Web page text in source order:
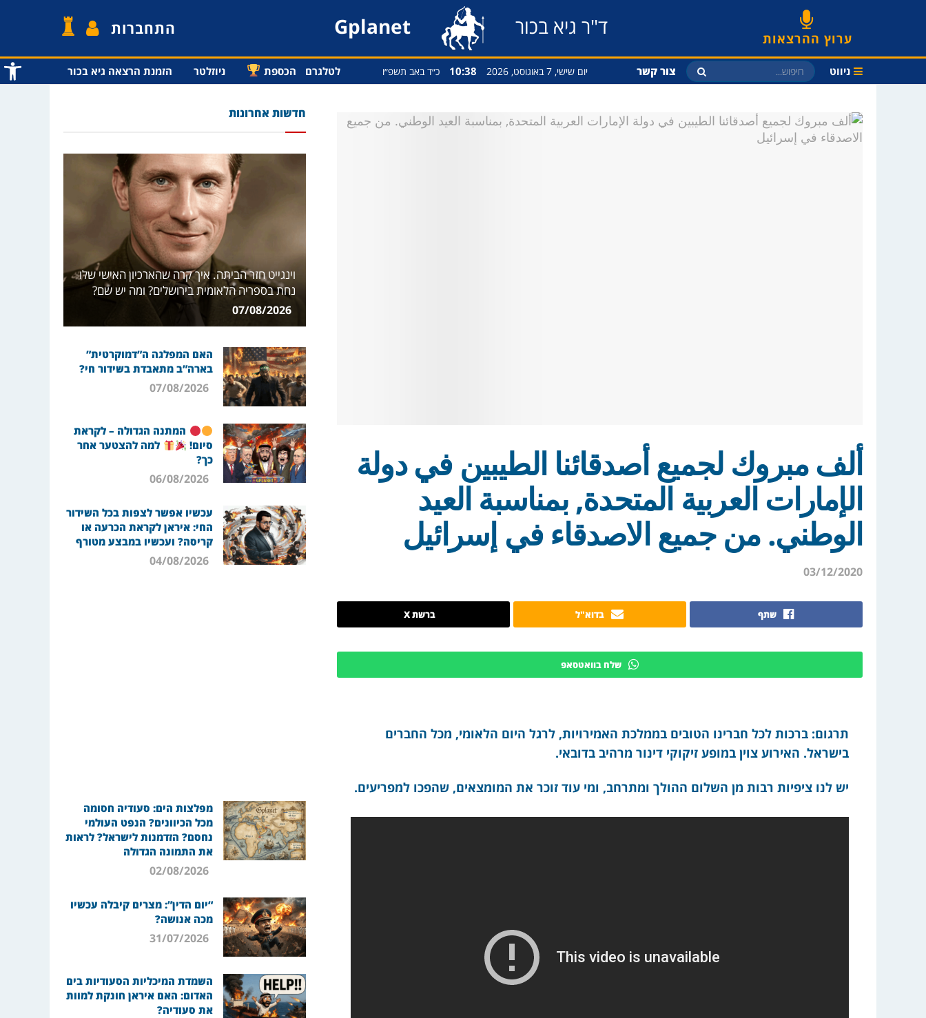
פתח
ערוץ ההרצאות ד"ר גיא בכור Gplanet התחברות
ניווט צור קשר יום שישי, 7 באוגוסט, 2026 10:38 כ״ד באב תשפ״ו לטלגרם הכספת ניוזלטר הזמנת הרצאה גיא בכור
ألف مبروك لجميع أصدقائنا الطيبين في دولة
الإمارات العربية المتحدة, بمناسبة العيد
الوطني. من جميع الاصدقاء في إسرائيل
03/12/2020
שתף בדוא"ל ברשת X
שלח בוואטסאפ
תרגום: ברכות לכל חברינו הטובים בממלכת האמירויות, לרגל היום הלאומי, מכל החברים
בישראל. האירוע צוין במופע זיקוקי דינור מרהיב בדובאי.
יש לנו ציפיות רבות מן השלום ההולך ומתרחב, ומי עוד זוכר את המומצאים, שהפכו למפריעים.
חדשות אחרונות
וינגייט חזר הביתה. איך קרה שהארכיון האישי שלו
נחת בספריה הלאומית בירושלים? ומה יש שם?
07/08/2026
האם המפלגה ה”דמוקרטית”
בארה”ב מתאבדת בשידור חי?
07/08/2026
המתנה הגדולה – לקראת
סיום!
למה להצטער אחר
כך?
06/08/2026
עכשיו אפשר לצפות בכל השידור
החי: איראן לקראת הכרעה או
קריסה? ועכשיו במבצע מטורף
04/08/2026
מפלצות הים: סעודיה חסומה
מכל הכיוונים? הנפט העולמי
נחסם? הזדמנות לישראל? לראות
את התמונה הגדולה
02/08/2026
“יום הדין”: מצרים קיבלה עכשיו
מכה אנושה?
31/07/2026
השמדת המיכליות הסעודיות בים
האדום: האם איראן חונקת למוות
את סעודיה?